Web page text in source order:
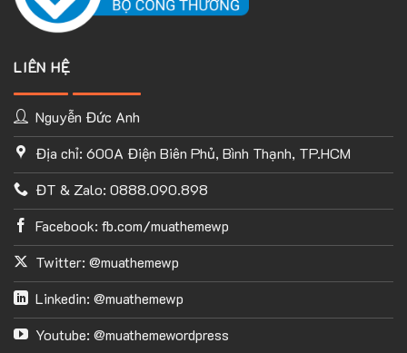
LIÊN HỆ
Nguyễn Đức Anh
Địa chỉ: 600A Điện Biên Phủ, Bình Thạnh, TP.HCM
ĐT & Zalo: 0888.090.898
Facebook: fb.com/muathemewp
Twitter: @muathemewp
Linkedin: @muathemewp
Youtube: @muathemewordpress